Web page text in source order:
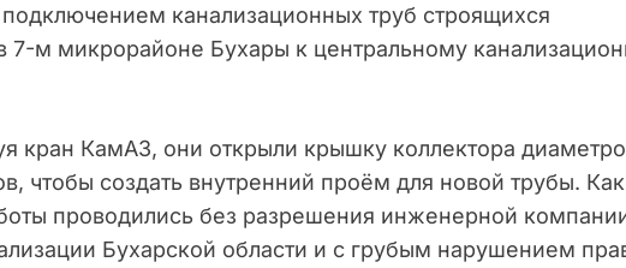
канализационных труб строящихся
7-м микрорайоне Бухары к центральному
кран КамАЗ, они открыли крышку коллектора
чтобы создать внутренний проём для новой трубы. Как
проводились без разрешения инженерной
Бухарской области и с грубым нарушением